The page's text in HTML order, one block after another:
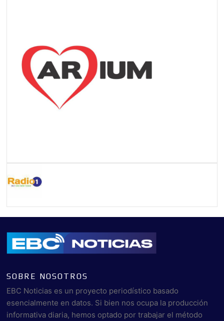
SOBRE NOSOTROS
EBC Noticias es un proyecto periodístico basado
esencialmente en datos. Si bien nos ocupa la producción
informativa diaria, hemos optado por trabajar el método